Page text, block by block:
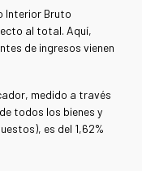
Interior Bruto
al total. Aquí,
de ingresos vienen
medido a través
todos los bienes y
es del 1,62%